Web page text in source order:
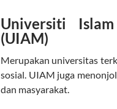
Universiti
(UIAM)
Merupakan universitas
sosial. UIAM juga
dan masyarakat.